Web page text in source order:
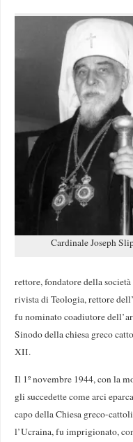
Cardinale Joseph
rettore, fondatore della
rivista di Teologia, rettore
fu nominato coadiutore
Sinodo della chiesa greco
XII.
Il 1º novembre 1944, con la
gli succedette come arci
capo della Chiesa greco-
l’Ucraina, fu imprigionato,